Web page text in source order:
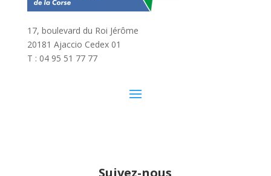
17, boulevard du Roi Jérôme
20181 Ajaccio Cedex 01
T : 04 95 51 77 77
Suivez-nous